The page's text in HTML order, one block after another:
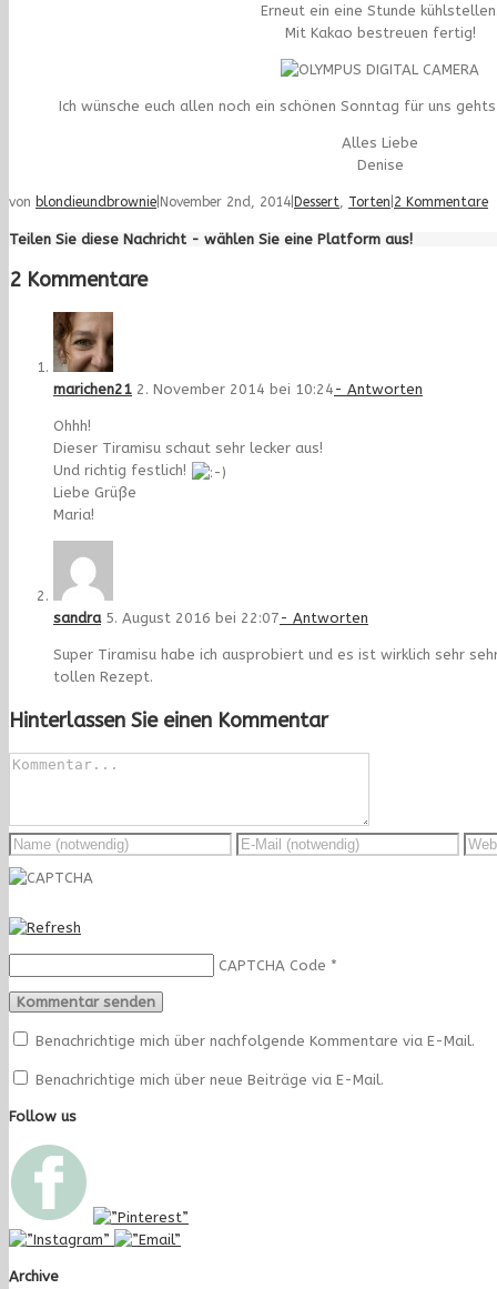
Erneut ein eine Stunde
Mit Kakao bestreuen fertig!
Ich wünsche euch allen noch ein schönen Sonntag für uns
Alles Liebe
Denise
von blondieundbrownie November 2nd, 2014 Dessert, Torten 2 Kommentare
Teilen Sie diese Nachricht - wählen Sie eine Platform aus!
2 Kommentare
marichen21 2. November 2014 bei 10:24 - Antworten
Ohhh!
Dieser Tiramisu schaut sehr lecker aus!
Und richtig festlich!
Liebe Grüße
Maria!
sandra5. August 2016 bei 22:07 - Antworten
Super Tiramisu habe ich ausprobiert und es ist wirklich sehr
tollen Rezept.
Hinterlassen Sie einen Kommentar
CAPTCHA Code *
Benachrichtige mich über nachfolgende Kommentare via E-Mail.
Benachrichtige mich über neue Beiträge via E-Mail.
Follow us
Archive